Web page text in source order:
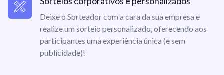
Deixe o Sorteador com a cara da sua empresa e
realize um sorteio personalizado, oferecendo aos
participantes uma experiência única (e sem
publicidade)!